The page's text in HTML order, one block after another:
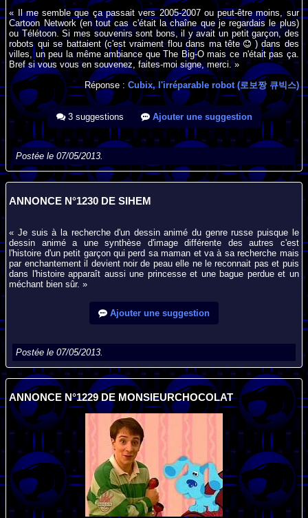
« Il me semble que ça passait vers 2005-2007 ou peut-être moins, sur
Cartoon Network (en tout cas c'était la chaîne que je regardais le plus)
ou Télétoon. Si mes souvenirs sont bons, il y avait un petit garçon, des
robots qui se battaient (c'est vraiment flou dans ma tête
) dans des
villes, un peu la même ambiance que The Big-O mais ce n'était pas ça.
Bref si vous vous en souvenez, faites-moi signe, merci. »
Réponse : Cubix, l'irréparable robot (로보짱 큐빅스)
3 suggestions Ajouter une suggestion
Postée le 07/05/2013.
ANNONCE N°1230 DE SIHEM
« Je suis à la recherche d'un dessin animé du genre russe puisque le
dessin animé a une synthèse d'image différente des autres c'est
l'histoire d'un petit garçon qui perd sa maman et va à sa recherche mais
par enchantement il devient noir de peau elle ne le reconnait pas et puis
dans l'histoire apparaît aussi une princesse et une bague perdue et un
méchant bien sûr. »
Ajouter une suggestion
Postée le 07/05/2013.
ANNONCE N°1229 DE MONSIEURCHOCOLAT